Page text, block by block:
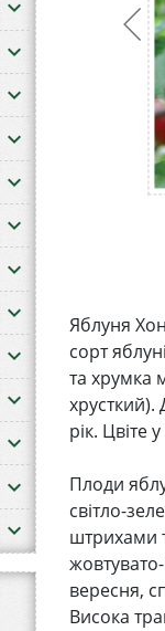
keyboard_arrow_down
keyboard_arrow_down
keyboard_arrow_down
keyboard_arrow_down
keyboard_arrow_down
keyboard_arrow_down
keyboard_arrow_down
keyboard_arrow_down
keyboard_arrow_down
keyboard_arrow_down
keyboard_arrow_down
keyboard_arrow_down
keyboard_arrow_down
Яблуня
сорт
та хрумка
рік. Цвіте
Плоди
світло-
штрихами
вересня,
Висока